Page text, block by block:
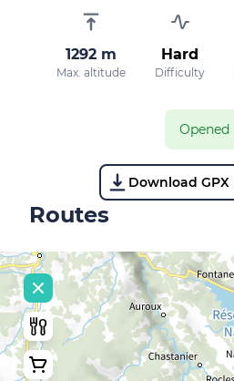
1292 m
Max. altitude
Hard
Difficulty
Opened
Download GPX
Routes